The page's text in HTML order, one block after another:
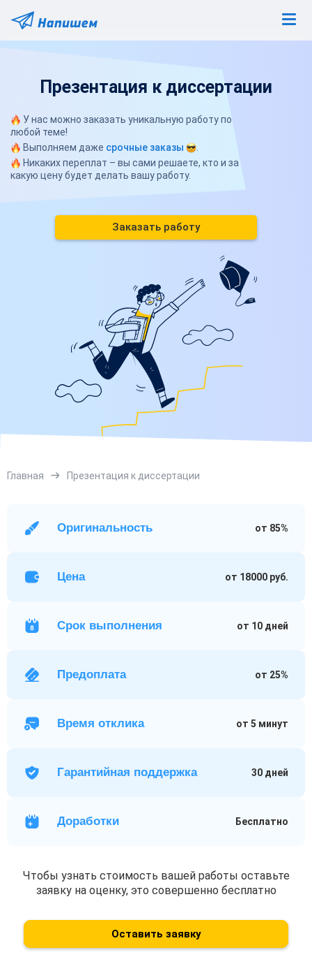
Презентация к диссертации
У нас можно заказать уникальную работу по
любой теме!
Выполняем даже срочные заказы
Никаких переплат – вы сами решаете, кто и за
какую цену будет делать вашу работу.
Заказать работу
Главная Презентация к диссертации
Оригинальность от 85%
Цена от 18000 руб.
Срок выполнения от 10 дней
Предоплата от 25%
Время отклика от 5 минут
Гарантийная поддержка 30 дней
Доработки Бесплатно
Чтобы узнать стоимость вашей работы оставьте
заявку на оценку, это совершенно бесплатно
Оставить заявку